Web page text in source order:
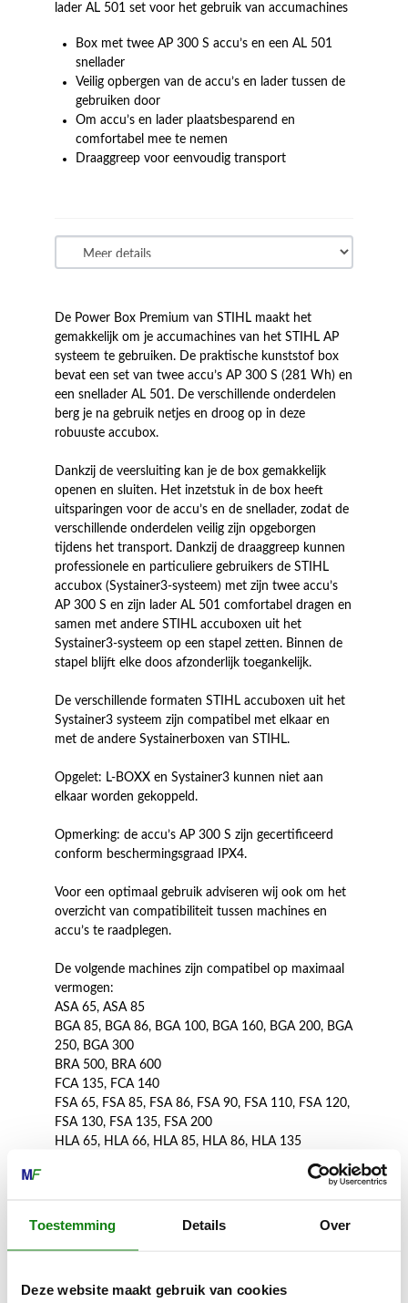
Toestemming Details Over
Deze website maakt gebruik van cookies
lader AL 501 set voor het gebruik van accumachines
Box met twee AP 300 S accu’s en een AL 501
snellader
Veilig opbergen van de accu’s en lader tussen de
gebruiken door
Om accu’s en lader plaatsbesparend en
comfortabel mee te nemen
Draaggreep voor eenvoudig transport
De Power Box Premium van STIHL maakt het
gemakkelijk om je accumachines van het STIHL AP
systeem te gebruiken. De praktische kunststof box
bevat een set van twee accu’s AP 300 S (281 Wh) en
een snellader AL 501. De verschillende onderdelen
berg je na gebruik netjes en droog op in deze
robuuste accubox.
Dankzij de veersluiting kan je de box gemakkelijk
openen en sluiten. Het inzetstuk in de box heeft
uitsparingen voor de accu’s en de snellader, zodat de
verschillende onderdelen veilig zijn opgeborgen
tijdens het transport. Dankzij de draaggreep kunnen
professionele en particuliere gebruikers de STIHL
accubox (Systainer3-systeem) met zijn twee accu’s
AP 300 S en zijn lader AL 501 comfortabel dragen en
samen met andere STIHL accuboxen uit het
Systainer3-systeem op een stapel zetten. Binnen de
stapel blijft elke doos afzonderlijk toegankelijk.
De verschillende formaten STIHL accuboxen uit het
Systainer3 systeem zijn compatibel met elkaar en
met de andere Systainerboxen van STIHL.
Opgelet: L-BOXX en Systainer3 kunnen niet aan
elkaar worden gekoppeld.
Opmerking: de accu’s AP 300 S zijn gecertificeerd
conform beschermingsgraad IPX4.
Voor een optimaal gebruik adviseren wij ook om het
overzicht van compatibiliteit tussen machines en
accu’s te raadplegen.
De volgende machines zijn compatibel op maximaal
vermogen:
ASA 65, ASA 85
BGA 85, BGA 86, BGA 100, BGA 160, BGA 200, BGA
250, BGA 300
BRA 500, BRA 600
FCA 135, FCA 140
FSA 65, FSA 85, FSA 86, FSA 90, FSA 110, FSA 120,
FSA 130, FSA 135, FSA 200
HLA 65, HLA 66, HLA 85, HLA 86, HLA 135
HSA 66, HSA 86, HSA 94, HSA 100, HSA 130, HSA
150, HTA 160
220, MSA 220 T